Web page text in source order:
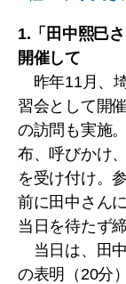
1.「田中熙巳
開催して
昨年11月、
習会として開
の訪問も実施
布、呼びかけ
を受け付け。
前に田中さん
当日を待たず
当日は、田
の表明（20分